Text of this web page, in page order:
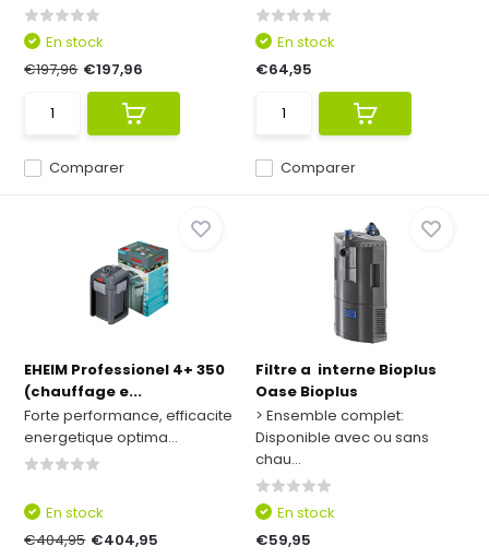
Comparer
En stock
€197,96 €197,96
Comparer
En stock
€64,95
EHEIM Professionel 4+ 350
(chauffage e...
Forte performance, efficacite
energetique optima...
En stock
€404,95 €404,95
Filtre a interne Bioplus
Oase Bioplus
> Ensemble complet:
Disponible avec ou sans
chau...
En stock
€59,95